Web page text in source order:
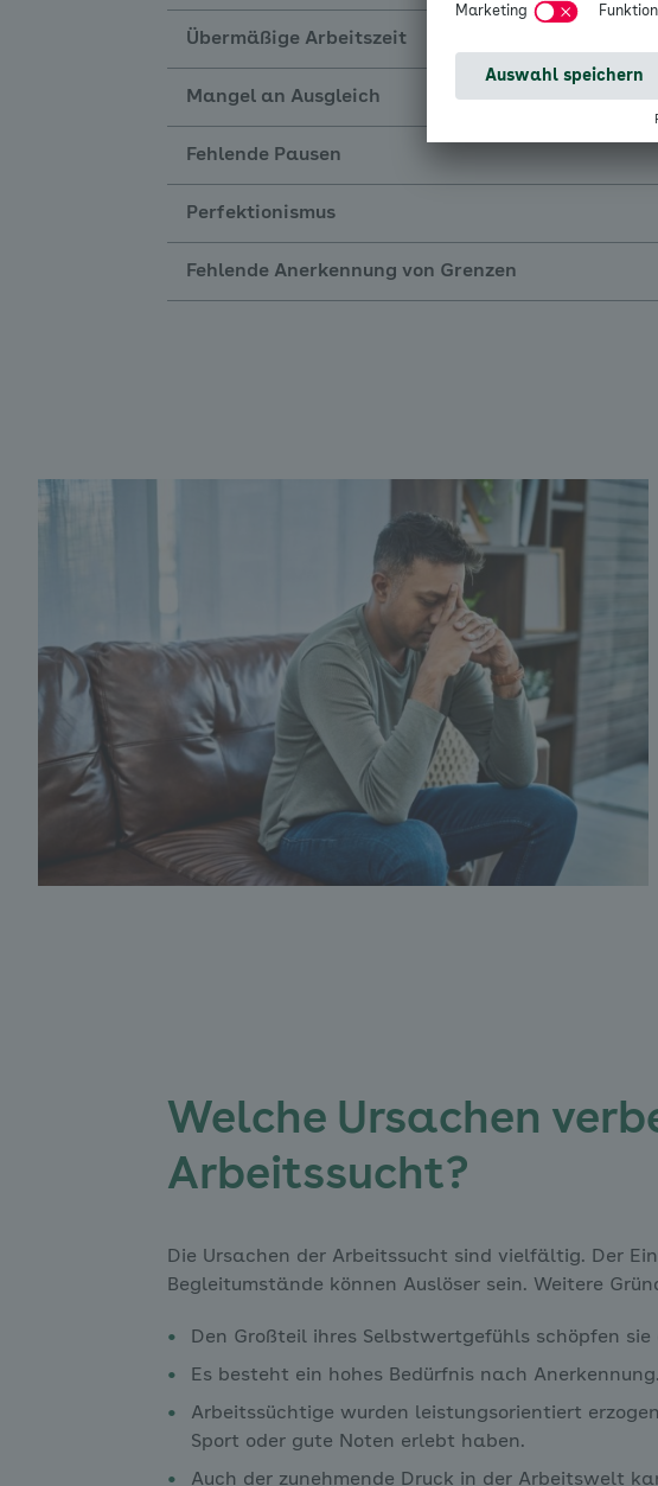
Übermäßige Arbeitszeit
Mangel an Ausgleich
Fehlende Pausen
Perfektionismus
Fehlende Anerkennung von Grenzen
Welche Ursachen
Arbeitssucht?
Die Ursachen der Arbeitssucht sind vielfältig. Der
Begleitumstände können Auslöser sein. Weitere
Den Großteil ihres Selbstwertgefühls schöpfen sie
Es besteht ein hohes Bedürfnis nach Anerkennung.
Arbeitssüchtige wurden leistungsorientiert
Sport oder gute Noten erlebt haben.
Auch der zunehmende Druck in der Arbeitswelt